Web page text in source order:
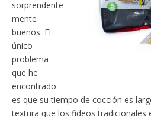
sorprendente
mente
buenos. El
único
problema
que he
encontrado
es que su tiempo de cocción es
textura que los fideos tradicionales